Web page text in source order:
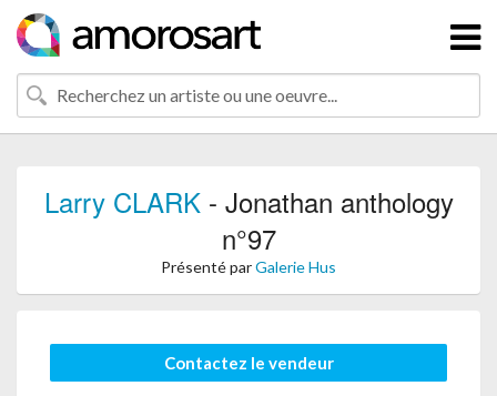
Larry CLARK- Jonathan anthology
n°97
Présenté parGalerie Hus
Contactez le vendeur